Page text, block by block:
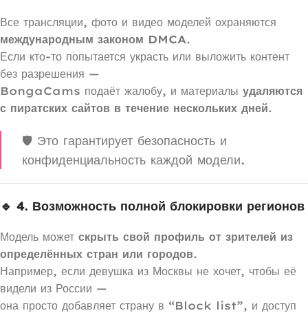
Все трансляции, фото и видео моделей охраняются
международным законом DMCA.
Если кто-то попытается украсть или выложить контент
без разрешения —
BongaCams подаёт жалобу, и материалы удаляются
с пиратских сайтов в течение нескольких дней.
🛡️ Это гарантирует безопасность и
конфиденциальность каждой модели.
🔹 4. Возможность полной блокировки регионов
Модель может скрыть свой профиль от зрителей из
определённых стран или городов.
Например, если девушка из Москвы не хочет, чтобы её
видели из России —
она просто добавляет страну в “Block list”, и доступ